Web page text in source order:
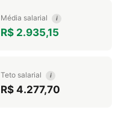
Média salarial i
R$ 2.935,15
Teto salarial i
R$ 4.277,70